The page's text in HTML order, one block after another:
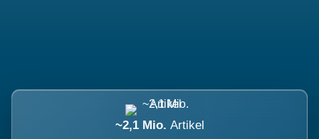
~2,1 Mio. Artikel